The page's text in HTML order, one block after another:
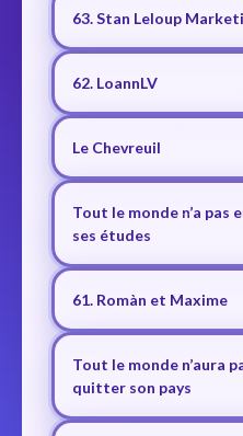
63. Stan Leloup
62. LoannLV
Le Chevreuil
Tout le monde n’a pas
ses études
61. Romàn et Maxime
Tout le monde n’aura
quitter son pays